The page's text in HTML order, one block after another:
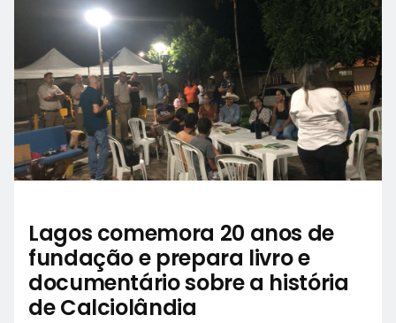
Lagos comemora 20 anos de
fundação e prepara livro e
documentário sobre a história
de Calciolândia